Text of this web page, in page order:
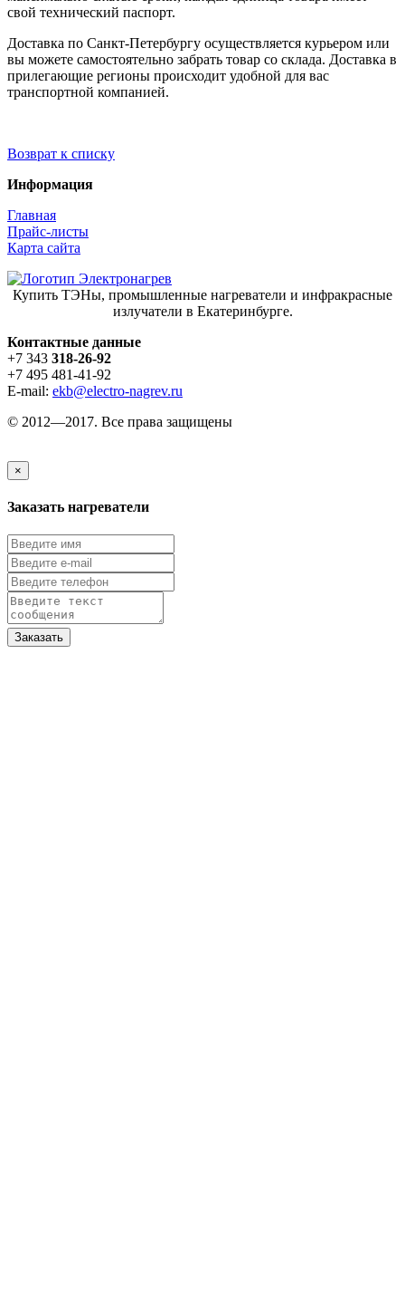
свой технический паспорт.
Доставка по Санкт-Петербургу осуществляется курьером или
вы можете самостоятельно забрать товар со склада. Доставка в
прилегающие регионы происходит удобной для вас
транспортной компанией.
Возврат к списку
Информация
Главная
Прайс-листы
Карта сайта
Купить ТЭНы, промышленные нагреватели и инфракрасные
излучатели в Екатеринбурге.
Контактные данные
+7 343 318-26-92
+7 495 481-41-92
E-mail: ekb@electro-nagrev.ru
© 2012—2017. Все права защищены
×
Заказать нагреватели